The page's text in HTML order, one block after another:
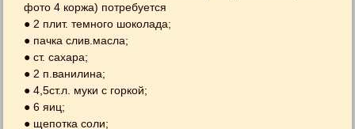
фото 4 коржа) потребуется
● 2 плит. темного шоколада;
● пачка слив.масла;
● ст. сахара;
● 2 п.ванилина;
● 4,5ст.л. муки с горкой;
● 6 яиц;
● щепотка соли;